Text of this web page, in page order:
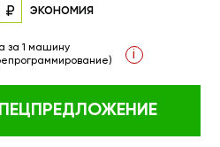
экономия
за 1 машину
i